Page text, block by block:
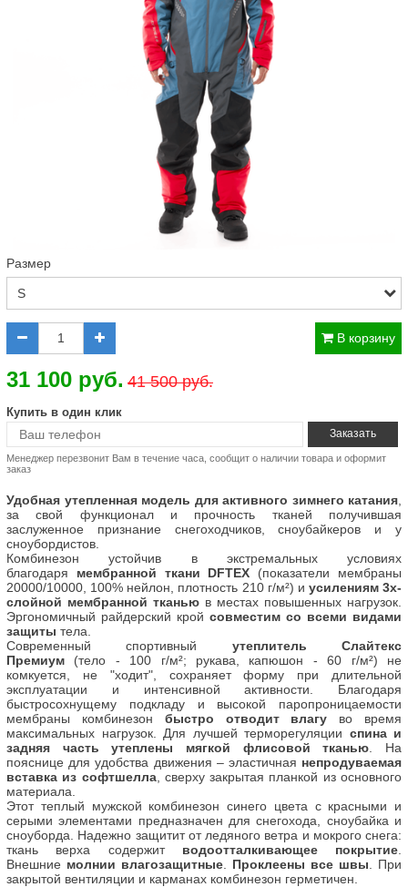
Размер
В корзину
31 100 руб. 41 500 руб.
Купить в один клик
Менеджер перезвонит Вам в течение часа, сообщит о наличии товара и оформит
заказ
Удобная утепленная модель для активного зимнего катания
за свой функционал и прочность тканей получившая
заслуженное признание снегоходчиков, сноубайкеров и у
сноубордистов.
Комбинезон устойчив в экстремальных условиях
благодаря мембранной ткани DFTEX (показатели мембраны
20000/10000, 100% нейлон, плотность 210 г/м²) и усилениям 3х-
слойной мембранной тканью в местах повышенных нагрузок.
Эргономичный райдерский крой совместим со всеми видами
защиты тела.
Современный спортивный утеплитель Слайтекс
Премиум (тело - 100 г/м²; рукава, капюшон - 60 г/м²) не
комкуется, не "ходит", сохраняет форму при длительной
эксплуатации и интенсивной активности. Благодаря
быстросохнущему подкладу и высокой паропроницаемости
мембраны комбинезон быстро отводит влагу
во время
максимальных нагрузок. Для лучшей терморегуляции спина и
задняя часть утеплены мягкой флисовой тканью . На
пояснице для удобства движения – эластичная непродуваемая
вставка из софтшелла, сверху закрытая планкой из основного
материала.
Этот теплый мужской комбинезон синего цвета с красными и
серыми элементами предназначен для снегохода, сноубайка и
сноуборда. Надежно защитит от ледяного ветра и мокрого снега:
ткань верха содержит водоотталкивающее покрытие
Внешние молнии влагозащитные Проклеены все швы . При
закрытой вентиляции и карманах комбинезон герметичен.